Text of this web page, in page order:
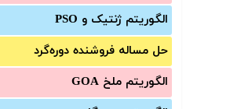
الگوریتم ژنتیک و PSO
حل مساله فروشنده دوره‌گرد
الگوریتم ملخ GOA